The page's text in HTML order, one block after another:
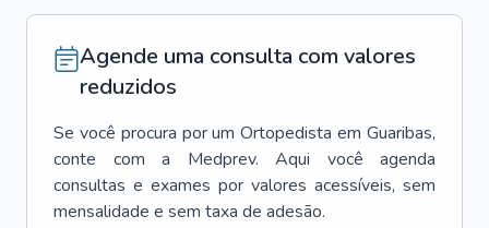
Agende uma consulta com valores
reduzidos
Se você procura por um Ortopedista em Guaribas,
conte com a Medprev. Aqui você agenda
consultas e exames por valores acessíveis, sem
mensalidade e sem taxa de adesão.